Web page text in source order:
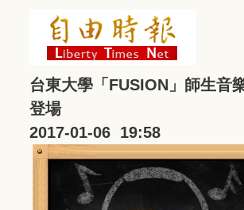
台東大學「FUSION」師生音
登場
2017-01-06 19:58